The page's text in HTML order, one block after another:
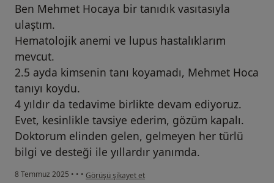
Ben Mehmet Hocaya bir tanıdık vasıtasıyla
ulaştım.
Hematolojik anemi ve lupus hastalıklarım
mevcut.
2.5 ayda kimsenin tanı koyamadı, Mehmet Hoca
tanıyı koydu.
4 yıldır da tedavime birlikte devam ediyoruz.
Evet, kesinlikle tavsiye ederim, gözüm kapalı.
Doktorum elinden gelen, gelmeyen her türlü
bilgi ve desteği ile yıllardır yanımda.
8 Temmuz 2025 • • • kullanıcının görüşüne göre i...
Görüşü şikayet et